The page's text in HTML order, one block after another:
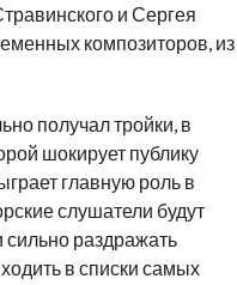
и Сергея
композиторов, из
получал тройки, в
шокирует публику
главную роль в
слушатели будут
сильно раздражать
в списки самых